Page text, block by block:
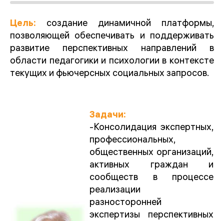
Цель: создание динамичной платформы,
позволяющей обеспечивать и поддерживать
развитие перспективных направлений в
области педагогики и психологии в контексте
текущих и фьючерсных социальных запросов.
Задачи:
-Консолидация экспертных,
профессиональных,
общественных организаций,
активных граждан и
сообществ в процессе
реализации
разносторонней
экспертизы перспективных